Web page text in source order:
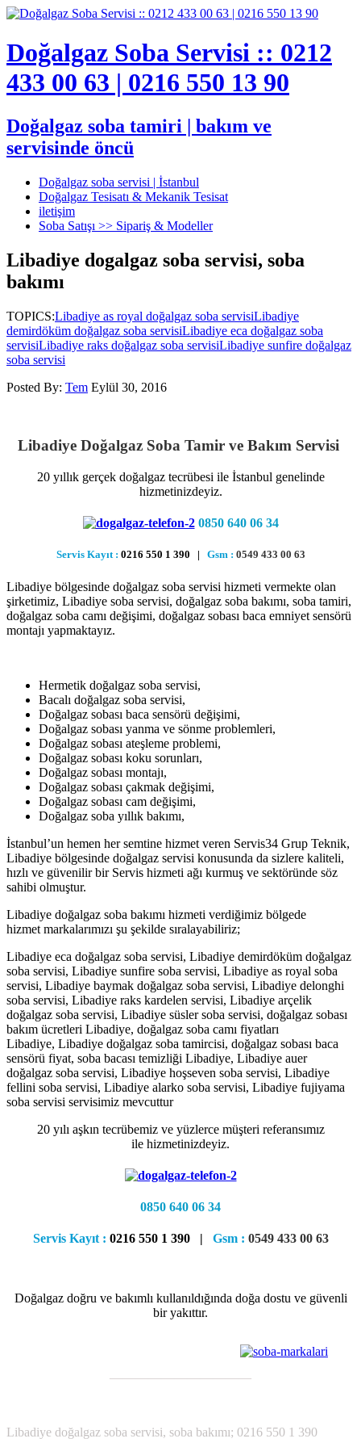
Doğalgaz Soba Servisi :: 0212
433 00 63 | 0216 550 13 90
Doğalgaz soba tamiri | bakım ve
servisinde öncü
Doğalgaz soba servisi | İstanbul
Doğalgaz Tesisatı & Mekanik Tesisat
iletişim
Soba Satışı >> Sipariş & Modeller
Libadiye dogalgaz soba servisi, soba
bakımı
TOPICS:Libadiye as royal doğalgaz soba servisiLibadiye
demirdöküm doğalgaz soba servisiLibadiye eca doğalgaz soba
servisiLibadiye raks doğalgaz soba servisiLibadiye sunfire doğalgaz
soba servisi
Posted By: Tem Eylül 30, 2016
Libadiye Doğalgaz Soba Tamir ve Bakım Servisi
20 yıllık gerçek doğalgaz tecrübesi ile İstanbul genelinde
hizmetinizdeyiz.
0850 640 06 34
Servis Kayıt : 0216 550 1 390 | Gsm : 0549 433 00 63
Libadiye bölgesinde doğalgaz soba servisi hizmeti vermekte olan
şirketimiz, Libadiye soba servisi, doğalgaz soba bakımı, soba tamiri,
doğalgaz soba camı değişimi, doğalgaz sobası baca emniyet sensörü
montajı yapmaktayız.
Hermetik doğalgaz soba servisi,
Bacalı doğalgaz soba servisi,
Doğalgaz sobası baca sensörü değişimi,
Doğalgaz sobası yanma ve sönme problemleri,
Doğalgaz sobası ateşleme problemi,
Doğalgaz sobası koku sorunları,
Doğalgaz sobası montajı,
Doğalgaz sobası çakmak değişimi,
Doğalgaz sobası cam değişimi,
Doğalgaz soba yıllık bakımı,
İstanbul’un hemen her semtine hizmet veren Servis34 Grup Teknik,
Libadiye bölgesinde doğalgaz servisi konusunda da sizlere kaliteli,
hızlı ve güvenilir bir Servis hizmeti ağı kurmuş ve sektöründe söz
sahibi olmuştur.
Libadiye doğalgaz soba bakımı hizmeti verdiğimiz bölgede
hizmet markalarımızı şu şekilde sıralayabiliriz;
Libadiye eca doğalgaz soba servisi, Libadiye demirdöküm doğalgaz
soba servisi, Libadiye sunfire soba servisi, Libadiye as royal soba
servisi, Libadiye baymak doğalgaz soba servisi, Libadiye delonghi
soba servisi, Libadiye raks kardelen servisi, Libadiye arçelik
doğalgaz soba servisi, Libadiye süsler soba servisi, doğalgaz sobası
bakım ücretleri Libadiye, doğalgaz soba camı fiyatları
Libadiye, Libadiye doğalgaz soba tamircisi, doğalgaz sobası baca
sensörü fiyat, soba bacası temizliği Libadiye, Libadiye auer
doğalgaz soba servisi, Libadiye hoşseven soba servisi, Libadiye
fellini soba servisi, Libadiye alarko soba servisi, Libadiye fujiyama
soba servisi servisimiz mevcuttur
20 yılı aşkın tecrübemiz ve yüzlerce müşteri referansımız
ile hizmetinizdeyiz.
0850 640 06 34
Servis Kayıt : 0216 550 1 390 | Gsm : 0549 433 00 63
Doğalgaz doğru ve bakımlı kullanıldığında doğa dostu ve güvenli
bir yakıttır.
———————————
Libadiye doğalgaz soba servisi, soba bakımı; 0216 550 1 390